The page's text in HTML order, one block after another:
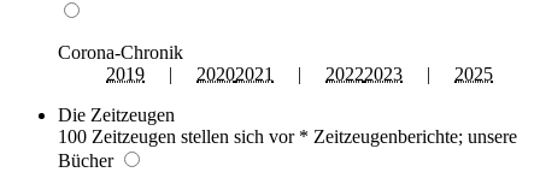
Corona-Chronik
2019 | 20202021 | 20222023 | 2025
Die Zeitzeugen
100 Zeitzeugen stellen sich vor * Zeitzeugenberichte; unsere
Bücher